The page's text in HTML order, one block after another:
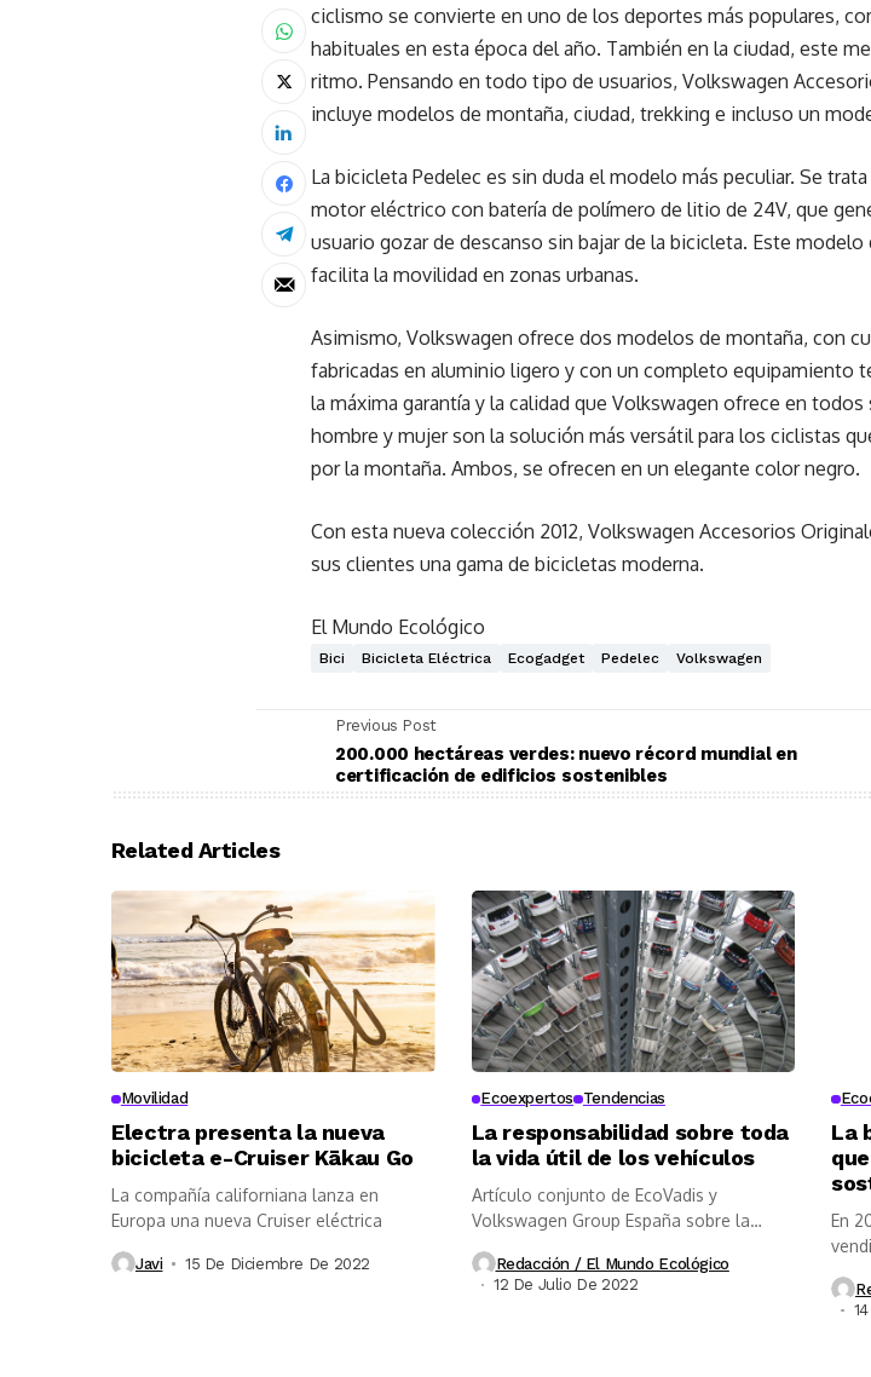
ciclismo se convierte en uno de los deportes más populares,
habituales en esta época del año. También en la ciudad, este
ritmo. Pensando en todo tipo de usuarios, Volkswagen
incluye modelos de montaña, ciudad, trekking e incluso un
La bicicleta Pedelec es sin duda el modelo más peculiar. Se
motor eléctrico con batería de polímero de litio de 24V, que
usuario gozar de descanso sin bajar de la bicicleta. Este
facilita la movilidad en zonas urbanas.
Asimismo, Volkswagen ofrece dos modelos de montaña, con
fabricadas en aluminio ligero y con un completo equipamiento
la máxima garantía y la calidad que Volkswagen ofrece en
hombre y mujer son la solución más versátil para los ciclistas
por la montaña. Ambos, se ofrecen en un elegante color negro.
Con esta nueva colección 2012, Volkswagen Accesorios
sus clientes una gama de bicicletas moderna.
El Mundo Ecológico
Bici Bicicleta Eléctrica Ecogadget Pedelec Volkswagen
Previous Post
200.000 hectáreas verdes: nuevo récord mundial en
certificación de edificios sostenibles
Related Articles
Movilidad
Electra presenta la nueva
bicicleta e-Cruiser Kākau Go
La compañía californiana lanza en
Europa una nueva Cruiser eléctrica
Javi 15 De Diciembre De 2022
Ecoexpertos Tendencias
La responsabilidad sobre toda
la vida útil de los vehículos
Artículo conjunto de EcoVadis y
Volkswagen Group España sobre la
importancia de la...
Redacción / El Mundo Ecológico
12 De Julio De 2022
La
En